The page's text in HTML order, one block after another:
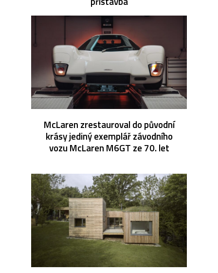
McLaren zrestauroval do původní
krásy jediný exemplář závodního
vozu McLaren M6GT ze 70. let